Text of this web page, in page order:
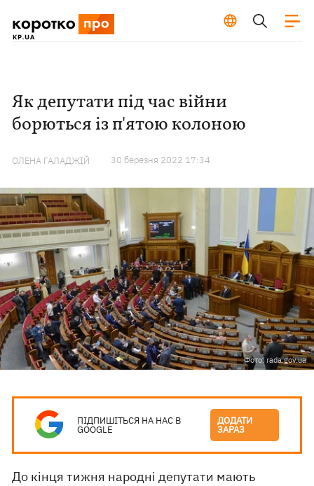
Як депутати під час війни
борються із п'ятою колоною
ОЛЕНА ГАЛАДЖІЙ 30 березня 2022 17:34
Фото: rada.gov.ua
ПІДПИШІТЬСЯ НА НАС В
GOOGLE
ДОДАТИ
ЗАРАЗ
До кінця тижня народні депутати мають